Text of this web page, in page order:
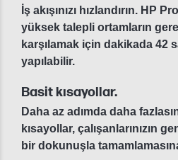
İş akışınızı hızlandırın. HP
yüksek talepli ortamların
karşılamak için dakikada 42
yapılabilir.
Basit kısayollar.
Daha az adımda daha
kısayollar, çalışanlarınızın
bir dokunuşla